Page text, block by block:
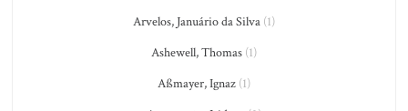
Arvelos, Januário da Silva (1)
Ashewell, Thomas (1)
Aßmayer, Ignaz (1)